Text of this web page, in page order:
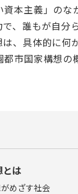
本主義」の
、誰もが自
、具体的に
市国家構想
は
めざす社会